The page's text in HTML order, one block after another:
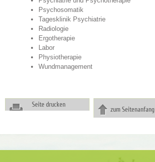
Psychosomatik
Tagesklinik Psychiatrie
Radiologie
Ergotherapie
Labor
Physiotherapie
Wundmanagement
Seite drucken
zum Seitenanfang